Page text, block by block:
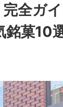
完全ガ
銘菓10